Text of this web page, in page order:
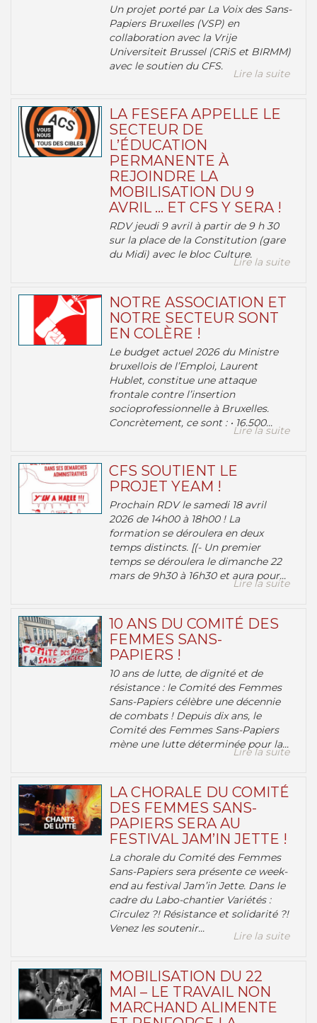
Un projet porté par La Voix des Sans-
Papiers Bruxelles (VSP) en
collaboration avec la Vrije
Universiteit Brussel (CRiS et BIRMM)
avec le soutien du CFS.
Lire la suite
LA FESEFA APPELLE LE
SECTEUR DE
L’ÉDUCATION
PERMANENTE À
REJOINDRE LA
MOBILISATION DU 9
AVRIL … ET CFS Y SERA !
RDV jeudi 9 avril à partir de 9 h 30
sur la place de la Constitution (gare
du Midi) avec le bloc Culture.
Lire la suite
NOTRE ASSOCIATION ET
NOTRE SECTEUR SONT
EN COLÈRE !
Le budget actuel 2026 du Ministre
bruxellois de l’Emploi, Laurent
Hublet, constitue une attaque
frontale contre l’insertion
socioprofessionnelle à Bruxelles.
Concrètement, ce sont : • 16.500...
Lire la suite
CFS SOUTIENT LE
PROJET YEAM !
Prochain RDV le samedi 18 avril
2026 de 14h00 à 18h00 ! La
formation se déroulera en deux
temps distincts. [(- Un premier
temps se déroulera le dimanche 22
mars de 9h30 à 16h30 et aura pour...
Lire la suite
10 ANS DU COMITÉ DES
FEMMES SANS-
PAPIERS !
10 ans de lutte, de dignité et de
résistance : le Comité des Femmes
Sans-Papiers célèbre une décennie
de combats ! Depuis dix ans, le
Comité des Femmes Sans-Papiers
mène une lutte déterminée pour la...
Lire la suite
LA CHORALE DU COMITÉ
DES FEMMES SANS-
PAPIERS SERA AU
FESTIVAL JAM’IN JETTE !
La chorale du Comité des Femmes
Sans-Papiers sera présente ce week-
end au festival Jam’in Jette. Dans le
cadre du Labo-chantier Variétés :
Circulez ?! Résistance et solidarité ?!
Venez les soutenir...
Lire la suite
MOBILISATION DU 22
MAI – LE TRAVAIL NON
MARCHAND ALIMENTE